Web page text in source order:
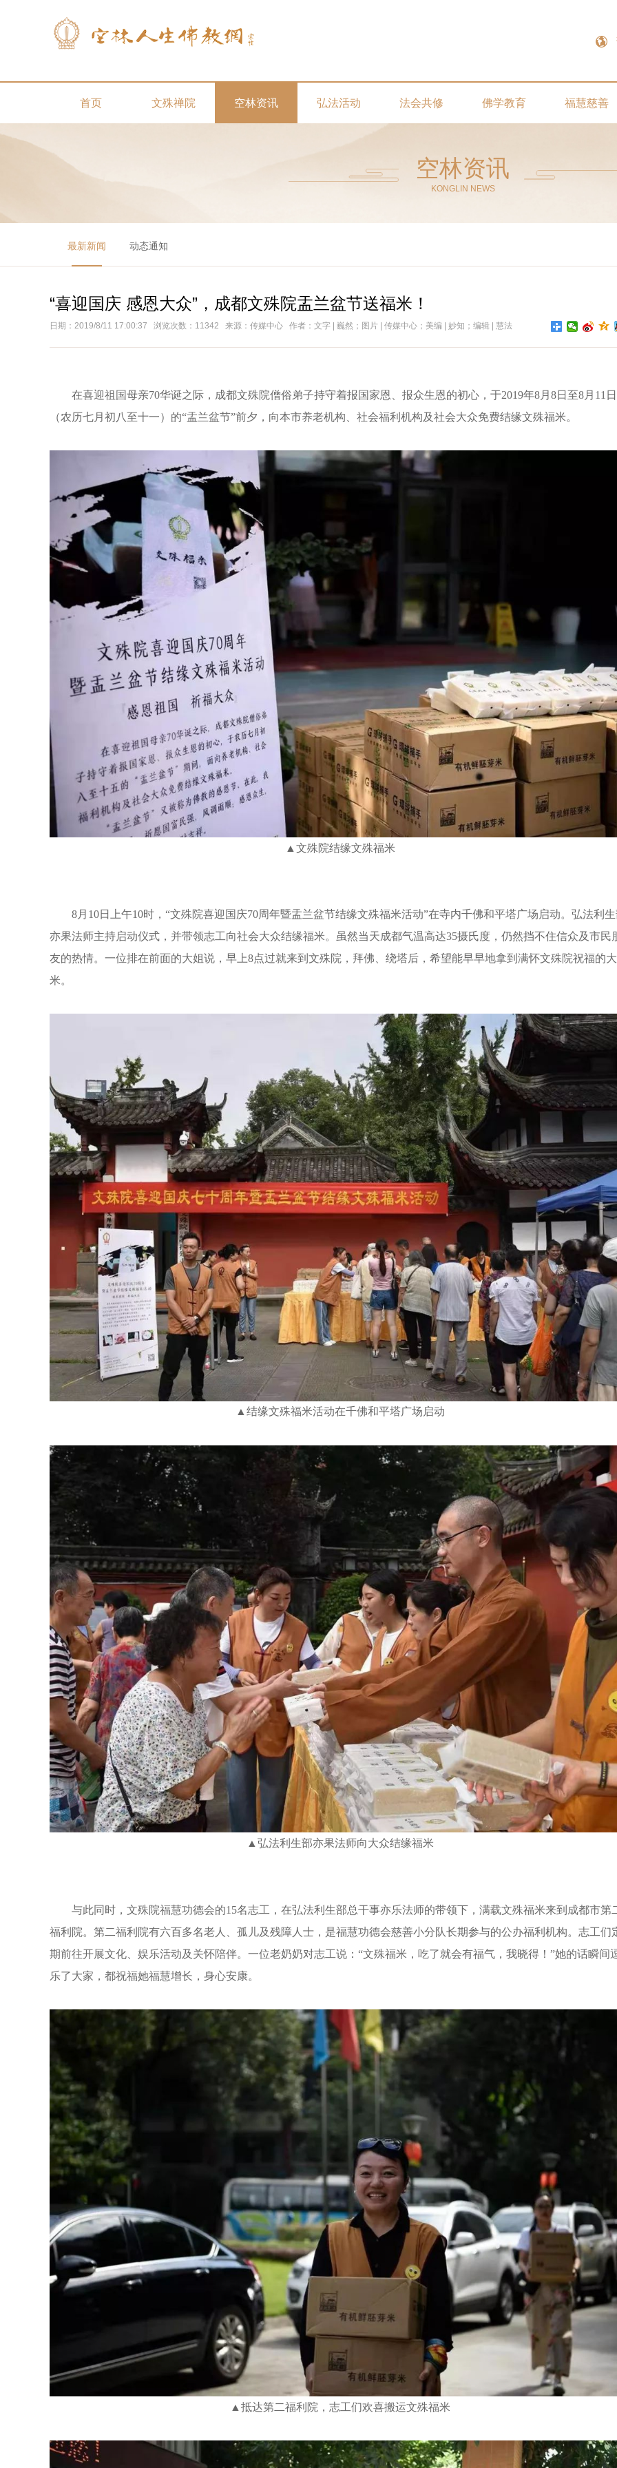
首页 文殊禅院 空林资讯 弘法活动 法会共修 佛学教育 福慧慈善
空林资讯
KONGLIN NEWS
最新新闻 动态通知
“喜迎国庆 感恩大众”，成都文殊院盂兰盆节送福米！
日期：2019/8/11 17:00:37 浏览次数：11342 来源：传媒中心 作者：文字 | 巍然；图片 | 传媒中心；美编 | 妙知；编辑 | 慧法
在喜迎祖国母亲70华诞之际，成都文殊院僧俗弟子持守着报国家恩、报众生恩的初心，于2019年8月8日至8月11日
（农历七月初八至十一）的“盂兰盆节”前夕，向本市养老机构、社会福利机构及社会大众免费结缘文殊福米。
▲文殊院结缘文殊福米
8月10日上午10时，“文殊院喜迎国庆70周年暨盂兰盆节结缘文殊福米活动”在寺内千佛和平塔广场启动。弘法利
亦果法师主持启动仪式，并带领志工向社会大众结缘福米。虽然当天成都气温高达35摄氏度，仍然挡不住信众及市民
友的热情。一位排在前面的大姐说，早上8点过就来到文殊院，拜佛、绕塔后，希望能早早地拿到满怀文殊院祝福的大
米。
▲结缘文殊福米活动在千佛和平塔广场启动
▲弘法利生部亦果法师向大众结缘福米
与此同时，文殊院福慧功德会的15名志工，在弘法利生部总干事亦乐法师的带领下，满载文殊福米来到成都市第
福利院。第二福利院有六百多名老人、孤儿及残障人士，是福慧功德会慈善小分队长期参与的公办福利机构。志工们
期前往开展文化、娱乐活动及关怀陪伴。一位老奶奶对志工说：“文殊福米，吃了就会有福气，我晓得！”她的话瞬间
乐了大家，都祝福她福慧增长，身心安康。
▲抵达第二福利院，志工们欢喜搬运文殊福米